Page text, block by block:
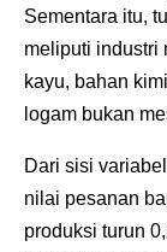
Sementara itu,
meliputi industri
kayu, bahan
logam bukan
Dari sisi
nilai pesanan
produksi turun